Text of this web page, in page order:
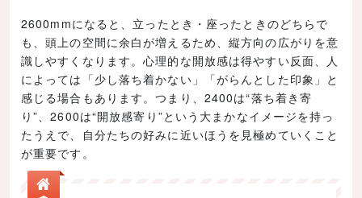
2600mmになると、立ったとき・座ったときのどちらで
も、頭上の空間に余白が増えるため、縦方向の広がりを意
識しやすくなります。心理的な開放感は得やすい反面、人
によっては「少し落ち着かない」「がらんとした印象」と
感じる場合もあります。つまり、2400は“落ち着き寄
り”、2600は“開放感寄り”という大まかなイメージを持っ
たうえで、自分たちの好みに近いほうを見極めていくこと
が重要です。